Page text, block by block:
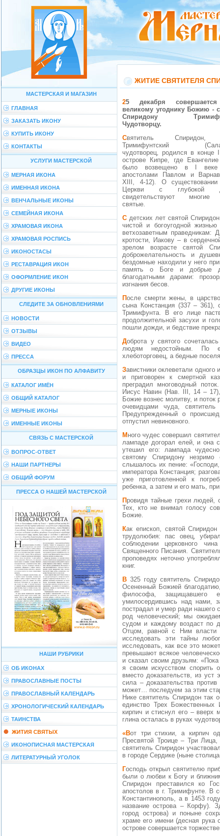
МАСТЕРСКАЯ И МАГАЗИН
ГЛАВНАЯ
ЗАКАЗАТЬ ИКОНУ
КУПИТЬ ИКОНУ
КОНТАКТЫ
УСЛУГИ МАСТЕРСКОЙ
МЕРНАЯ ИКОНА
ИМЕННАЯ ИКОНА
ВЕНЧАЛЬНЫЕ ИКОНЫ
СЕМЕЙНАЯ ИКОНА
ХРАМОВАЯ ИКОНА
ХРАМОВАЯ РОСПИСЬ
ИКОНОСТАСЫ
РЕСТАВРАЦИЯ ИКОН
ОФОРМЛЕНИЕ ИКОН
ДРУГИЕ ИКОНЫ
СЛЕДИТЕ ЗА ОБНОВЛЕНИЯМИ
НОВОСТИ
ОТЗЫВЫ
ВИДЕО
ПРЕССА
ОБРАЗЦЫ ИКОН ПО АЛФАВИТУ
КАТАЛОГ ИМЁН
ОБЩИЙ КАТАЛОГ
МЕРНЫЕ ИКОНЫ
ИМЕННЫЕ ИКОНЫ
СВЯЗЬ С МАСТЕРСКОЙ
ВОПРОС-ОТВЕТ
НАШИ ПАРТНЕРЫ
ОБЩИЙ ФОРУМ
ПРЕССА О НАШЕЙ МАСТЕРСКОЙ
НАШИ РУБРИКИ
ОБ ИКОНАХ
ПРАВОСЛАВНЫЕ ПОСТЫ
ПРАВОСЛАВНЫЙ КАЛЕНДАРЬ
ХРОНОЛОГИЧЕСКИЙ КАЛЕНДАРЬ
ТАИНСТВА
ЖИТИЯ СВЯТЫХ
ИКОНОПИСНАЯ МАСТЕРСКАЯ
ЛИТЕРАТУРНЫЙ УГОЛОК
ЖИТИЕ СВЯТИТЕЛЯ
25 декабря совершается память
великому угоднику Божию -
Спиридону
Чудотворцу.
Святитель Спиридон, епископ
Тримифунтский
чудотворец, родился в конце
острове Кипре, где
было возвещено в I веке
апостолами Павлом и
XIII, 4-12). О существовании
Церкви с глубокой
свидетельствуют многие
святые.
С детских лет святой Спиридон пас овец,
чистой и богоугодной
ветхозаветным праведникам:
кротости, Иакову – в
зрелом возрасте святой
доброжелательность и
бездомные находили у него
память о Боге и добрые
благодатными дарами:
изгнания бесов.
После смерти жены, в царствование Константина Великого (324 – 337) и его
сына Констанция (337 – 361),
Тримифунта. В его лице
продолжительной засухи и
пошли дожди, и бедствие
Доброта у святого сочеталась со справедливой строгостью по отношению к
людям недостойным. По
хлеботорговец, а бедные
Завистники оклеветали одного из друзей святителя. Тот был заключен в тюрьму
и приговорен к смертной
преградил многоводный
Иисус Навин (Нав. III, 14 –
Божие вознес молитву, и
очевидцами чуда,
Предупрежденный о
отпустил невиновного.
Много чудес совершил святитель Спиридон. Однажды во время Богослужения в
лампаде догорал елей, и она
утешил его: лампада
святому Спиридону
слышалось их пение:
императора Констанция;
уже приготовленной к
ребенка, а затем и его мать,
Провидя тайные грехи людей, святой призывал их к покаянию и исправлению.
Тех, кто не внимал голосу
Божие.
Как епископ, святой Спиридон являл пастве пример добродетельной жизни и
трудолюбия: пас овец,
соблюдении церковного
Священного Писания.
проповедях неточно
книг.
В 325 году святитель Спиридон участвовал в I Вселенском Соборе в Никее.
Осененный Божией
философа, защищавшего
умилосердившись над нами,
пострадал и умер ради нашего
род человеческий; мы
судом и каждому воздаст по
Отцом, равной с Ним
исследовать эти тайны
исследовать, как все это
превышают всякое
и сказал своим друзьям:
я своим искусством спорить
вместо доказательств, из уст
сила – доказательства
может… последуем за этим
Нике святитель Спиридон так
единство Трех Божественных
кирпич и стиснул его – вверх
глина осталась в руках
«Вот три стихии, а кирпич один, - сказал святитель Спиридон. – Так и в
Пресвятой Троице – Три
святитель Спиридон
в городе Сердике (ныне
Господь открыл святителю приближение его кончины. Последние слова святого
были о любви к Богу и
Спиридон преставился ко
апостолов в г. Тримифунте. В
Константинополь, а в 1453
название острова – Корфу).
город острова) и поныне
храме его имени (десная рука
острове совершается